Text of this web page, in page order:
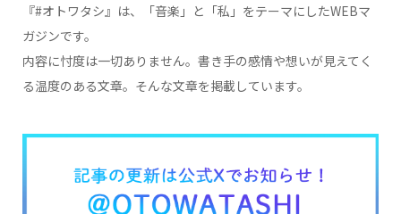
『#オトワタシ』は、「音楽」と「私」をテーマにしたWEBマ
ガジンです。
内容に忖度は一切ありません。書き手の感情や想いが見えてく
る温度のある文章。そんな文章を掲載しています。